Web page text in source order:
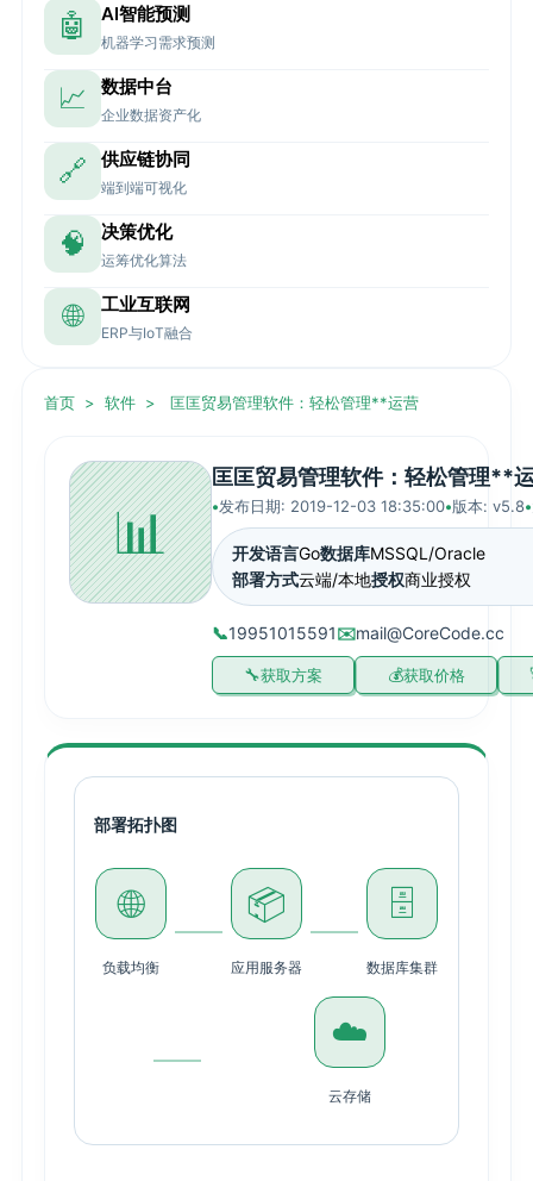
🤖 AI智能预测
机器学习需求预测
📈 数据中台
企业数据资产化
🔗 供应链协同
端到端可视化
🧠 决策优化
运筹优化算法
🌐 工业互联网
ERP与IoT融合
首页 > 软件 > 匡匡贸易管理软件：轻松管理**运营
📊
匡匡贸易管理软件：轻松管理**
发布日期: 2019-12-03 18:35:00 版本: v5.8
开发语言Go数据库MSSQL/Oracle
部署方式云端/本地授权商业授权
📞19951015591✉️mail@CoreCode.cc
获取方案 获取价格
部署拓扑图
🌐
负载均衡
📦
应用服务器
🗄️
数据库集群
☁️
云存储